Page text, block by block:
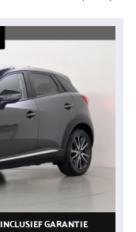
INCLUSIEF GARANTIE